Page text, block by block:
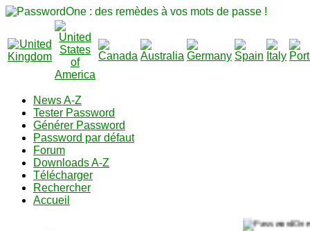
News A-Z
Tester Password
Générer Password
Password par défaut
Forum
Downloads A-Z
Télécharger
Rechercher
Accueil